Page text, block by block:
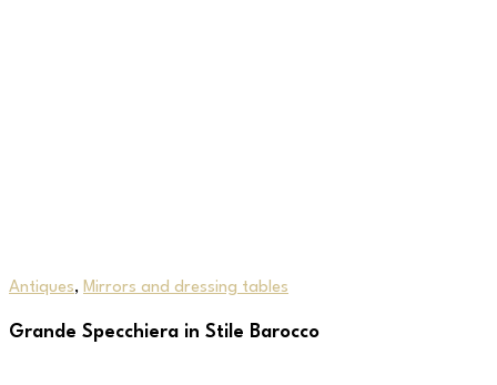
Antiques, Mirrors and dressing tables
Grande Specchiera in Stile Barocco